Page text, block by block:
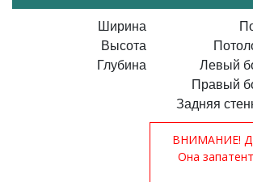
Ширина
Высота
Глубина
Левый
Правый
Задняя
ВНИМАНИЕ!
Она